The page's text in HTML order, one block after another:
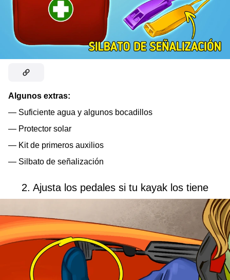
Algunos extras:
— Suficiente agua y algunos bocadillos
— Protector solar
— Kit de primeros auxilios
— Silbato de señalización
2. Ajusta los pedales si tu kayak los tiene